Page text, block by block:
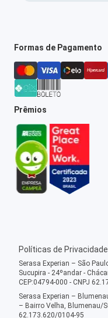
Formas de Pagamento
Prêmios
Políticas de Privacidade
Serasa Experian – São
Sucupira - 24ºandar -
CEP:04794-000 - CNPJ
Serasa Experian –
– Bairro Velha, Blumenau/
62.173.620/0104-95